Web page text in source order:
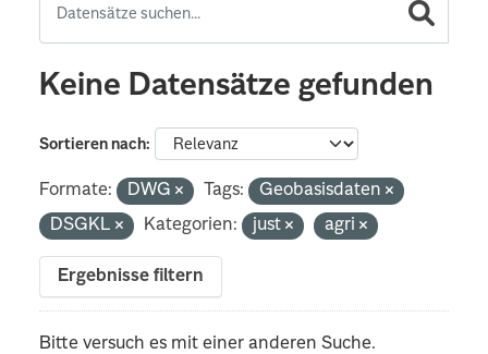
Keine Datensätze gefunden
Sortieren nach
Formate: DWG Tags:
Geobasisdaten
DSGKL
Kategorien: just agri
Ergebnisse filtern
Bitte versuch es mit einer anderen Suche.